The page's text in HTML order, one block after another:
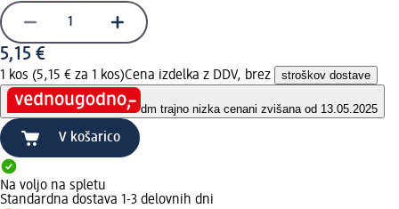
5,15 €
1 kos (5,15 € za 1 kos)Cena izdelka z DDV, brez stroškov dostave
dm trajno nizka cenani zvišana od 13.05.2025
V košarico
Na voljo na spletu
Standardna dostava 1-3 delovnih dni